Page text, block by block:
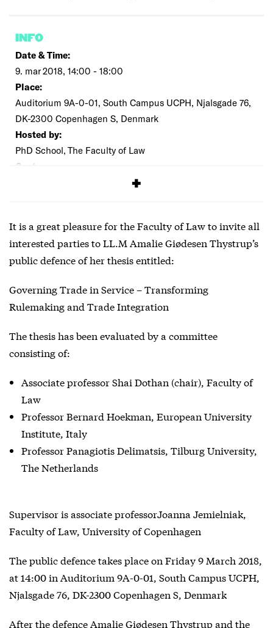
INFO
Date & Time:
9. mar 2018, 14:00 - 18:00
Place:
Auditorium 9A-0-01, South Campus UCPH, Njalsgade 76,
DK-2300 Copenhagen S, Denmark
Hosted by:
PhD School, The Faculty of Law
Cost:
It is a great pleasure for the Faculty of Law to invite all
interested parties to LL.M Amalie Giødesen Thystrup’s
public defence of her thesis entitled:
Governing Trade in Service – Transforming
Rulemaking and Trade Integration
The thesis has been evaluated by a committee
consisting of:
Associate professor Shai Dothan (chair), Faculty of
Law
Professor Bernard Hoekman, European University
Institute, Italy
Professor Panagiotis Delimatsis, Tilburg University,
The Netherlands
Supervisor is associate professorJoanna Jemielniak,
Faculty of Law, University of Copenhagen
The public defence takes place on Friday 9 March 2018,
at 14:00 in Auditorium 9A-0-01, South Campus UCPH,
Njalsgade 76, DK-2300 Copenhagen S, Denmark
After the defence Amalie Giødesen Thystrup and the